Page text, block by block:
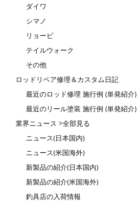
ダイワ
シマノ
リョービ
テイルウォーク
その他
ロッドリペア修理＆カスタム日記
最近のロッド修理 施行例 (単発紹介)
最近のリール塗装 施行例 (単発紹介)
業界ニュース >全部見る
ニュース(日本国内)
ニュース(米国海外)
新製品の紹介(日本国内)
新製品の紹介(米国海外)
釣具店の入荷情報